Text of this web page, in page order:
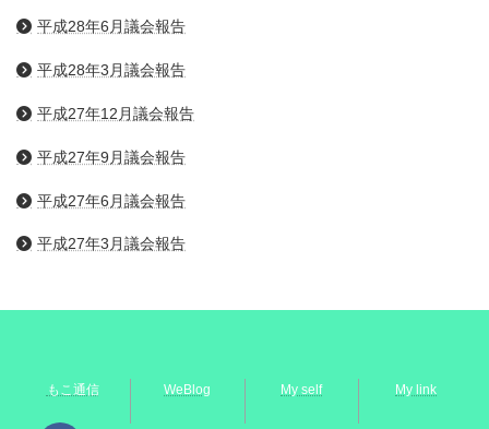
平成28年6月議会報告
平成28年3月議会報告
平成27年12月議会報告
平成27年9月議会報告
平成27年6月議会報告
平成27年3月議会報告
もこ通信 WeBlog My self My link